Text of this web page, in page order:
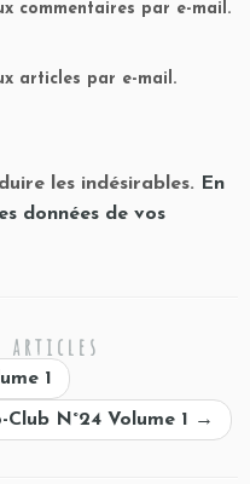
commentaires par e-mail.
articles par e-mail.
les indésirables.
En
données de vos
articles
1
Club N°24 Volume 1 →